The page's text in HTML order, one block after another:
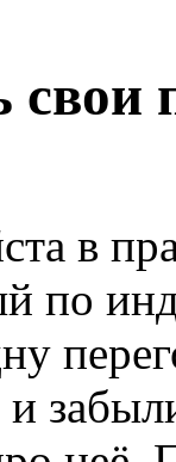
в
по
и